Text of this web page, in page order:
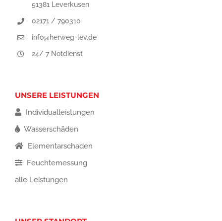
51381 Leverkusen
02171 / 790310
info@herweg-lev.de
24/ 7 Notdienst
UNSERE LEISTUNGEN
Individualleistungen
Wasserschäden
Elementarschaden
Feuchtemessung
alle Leistungen